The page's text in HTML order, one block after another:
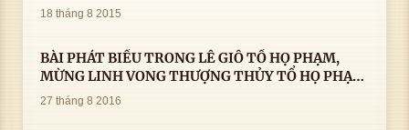
18 tháng 8 2015
BÀI PHÁT BIỂU TRONG LÊ GIỖ TỔ HỌ PHẠM,
MỪNG LINH VONG THƯỢNG THỦY TỔ HỌ PHẠM
AN VỊ TAI CÀ MAU- ( 22/8/2016) CỦA LS.TS.NV.
27 tháng 8 2016